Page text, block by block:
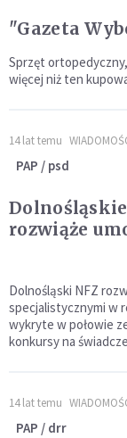
"Gazeta
Sprzęt
więcej niż ten
14 lat temu
PAP / psd
rozwiąże
Dolnośląski NFZ
specjalistycznymi w
wykryte w połowie
konkursy na
14 lat temu
PAP / drr